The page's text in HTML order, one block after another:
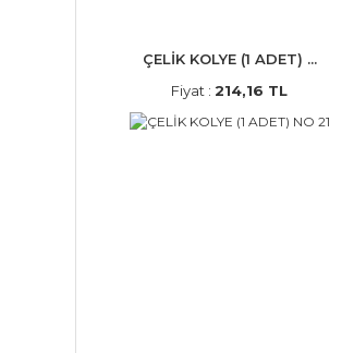
ÇELİK KOLYE (1 ADET) ...
Fiyat :214,16 TL